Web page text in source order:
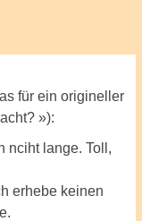
für ein origineller
»):
nciht lange. Toll,
erhebe keinen